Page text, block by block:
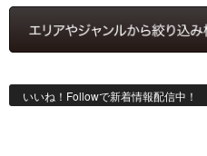
いいね！Followで新着情報配信中！